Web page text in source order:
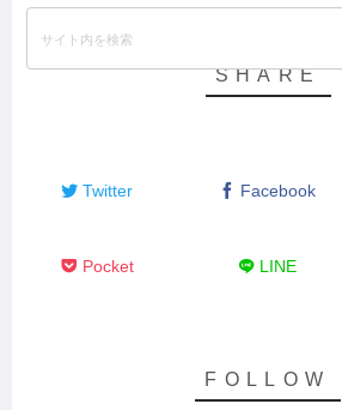
Twitter Facebook
Pocket LINE